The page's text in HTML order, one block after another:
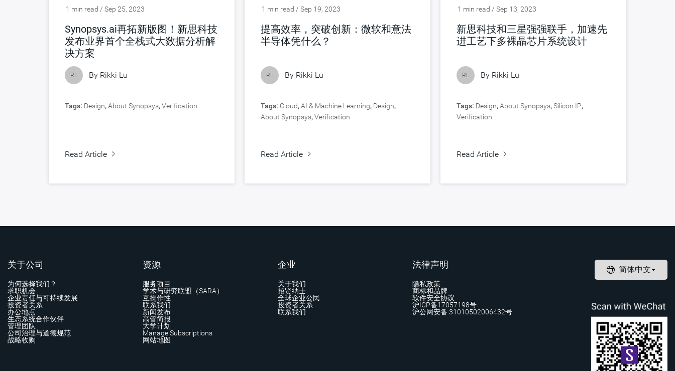
1 min read / Sep 25, 2023
Synopsys.ai再拓新版图！新思科技
发布业界首个全栈式大数据分析解
决方案
RL By Rikki Lu
Tags: Design,About Synopsys,Verification
Read Article
1 min read / Sep 19, 2023
提高效率，突破创新：微软和意法
半导体凭什么？
RL By Rikki Lu
Tags: Cloud,AI & Machine Learning, Design,
About Synopsys,Verification
Read Article
1 min read / Sep 13, 2023
新思科技和三星强强联手，加速先
进工艺下多裸晶芯片系统设计
RL By Rikki Lu
Tags: Design,About Synopsys,Silicon IP,
Verification
Read Article
关于公司
为何选择我们？
求职机会
企业责任与可持续发展
投资者关系
办公地点
生态系统合作伙伴
管理团队
公司治理与道德规范
战略收购
资源
服务项目
学术与研究联盟（SARA）
互操作性
联系我们
新闻发布
高管简报
大学计划
Manage Subscriptions
网站地图
企业
关于我们
招贤纳士
全球企业公民
投资者关系
联系我们
法律声明
隐私政策
商标和品牌
软件安全协议
沪ICP备17057198号
沪公网安备 31010502006432号